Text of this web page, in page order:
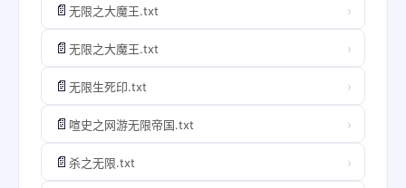
📄 无限之大魔王.txt ›
📄 无限之大魔王.txt ›
📄 无限生死印.txt ›
📄 喧史之网游无限帝国.txt ›
📄 杀之无限.txt ›